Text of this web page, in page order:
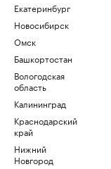
Екатеринбург
Новосибирск
Омск
Башкортостан
Вологодская
область
Калининград
Краснодарский
край
Нижний
Новгород